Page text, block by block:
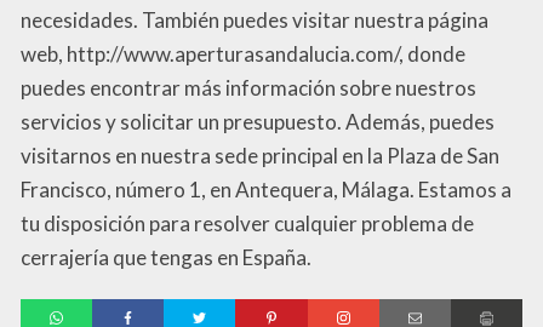
necesidades. También puedes visitar nuestra página
web, http://www.aperturasandalucia.com/, donde
puedes encontrar más información sobre nuestros
servicios y solicitar un presupuesto. Además, puedes
visitarnos en nuestra sede principal en la Plaza de San
Francisco, número 1, en Antequera, Málaga. Estamos a
tu disposición para resolver cualquier problema de
cerrajería que tengas en España.